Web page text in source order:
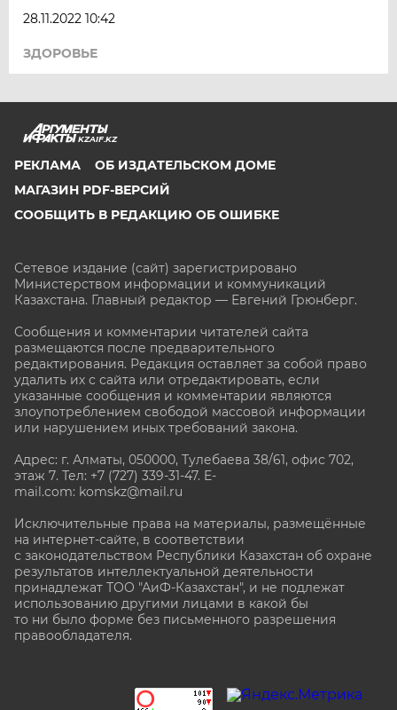
28.11.2022 10:42
ЗДОРОВЬЕ
KZAIF.KZ
РЕКЛАМА
ОБ ИЗДАТЕЛЬСКОМ ДОМЕ
МАГАЗИН PDF-ВЕРСИЙ
СООБЩИТЬ В РЕДАКЦИЮ ОБ ОШИБКЕ
Сетевое издание (сайт) зарегистрировано
Министерством информации и коммуникаций
Казахстана. Главный редактор — Евгений Грюнберг.
Сообщения и комментарии читателей сайта
размещаются после предварительного
редактирования. Редакция оставляет за собой право
удалить их с сайта или отредактировать, если
указанные сообщения и комментарии являются
злоупотреблением свободой массовой информации
или нарушением иных требований закона.
Адрес: г. Алматы, 050000, Тулебаева 38/61, офис 702,
этаж 7. Тел: +7 (727) 339-31-47. E-
mail.com: komskz@mail.ru
Исключительные права на материалы, размещённые
на интернет-сайте, в соответствии
с законодательством Республики Казахстан об охране
результатов интеллектуальной деятельности
принадлежат ТОО "АиФ-Казахстан", и не подлежат
использованию другими лицами в какой бы
то ни было форме без письменного разрешения
правообладателя.